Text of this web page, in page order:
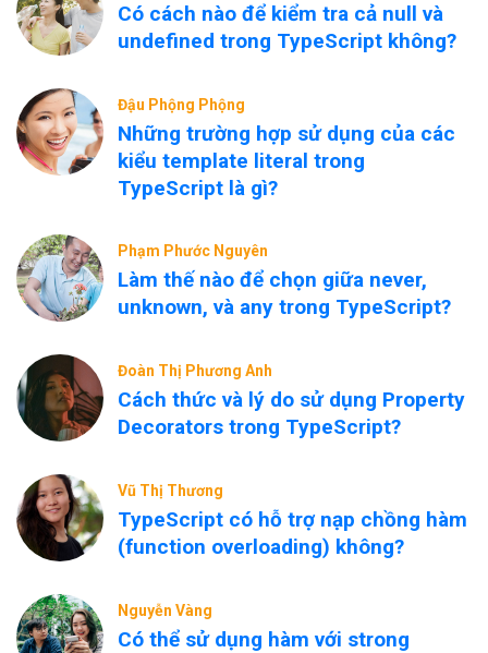
Có cách nào để kiểm tra cả null và
undefined trong TypeScript không?
Đậu Phộng Phộng
Những trường hợp sử dụng của các
kiểu template literal trong
TypeScript là gì?
Phạm Phước Nguyên
Làm thế nào để chọn giữa never,
unknown, và any trong TypeScript?
Đoàn Thị Phương Anh
Cách thức và lý do sử dụng Property
Decorators trong TypeScript?
Vũ Thị Thương
TypeScript có hỗ trợ nạp chồng hàm
(function overloading) không?
Nguyễn Vàng
Có thể sử dụng hàm với strong